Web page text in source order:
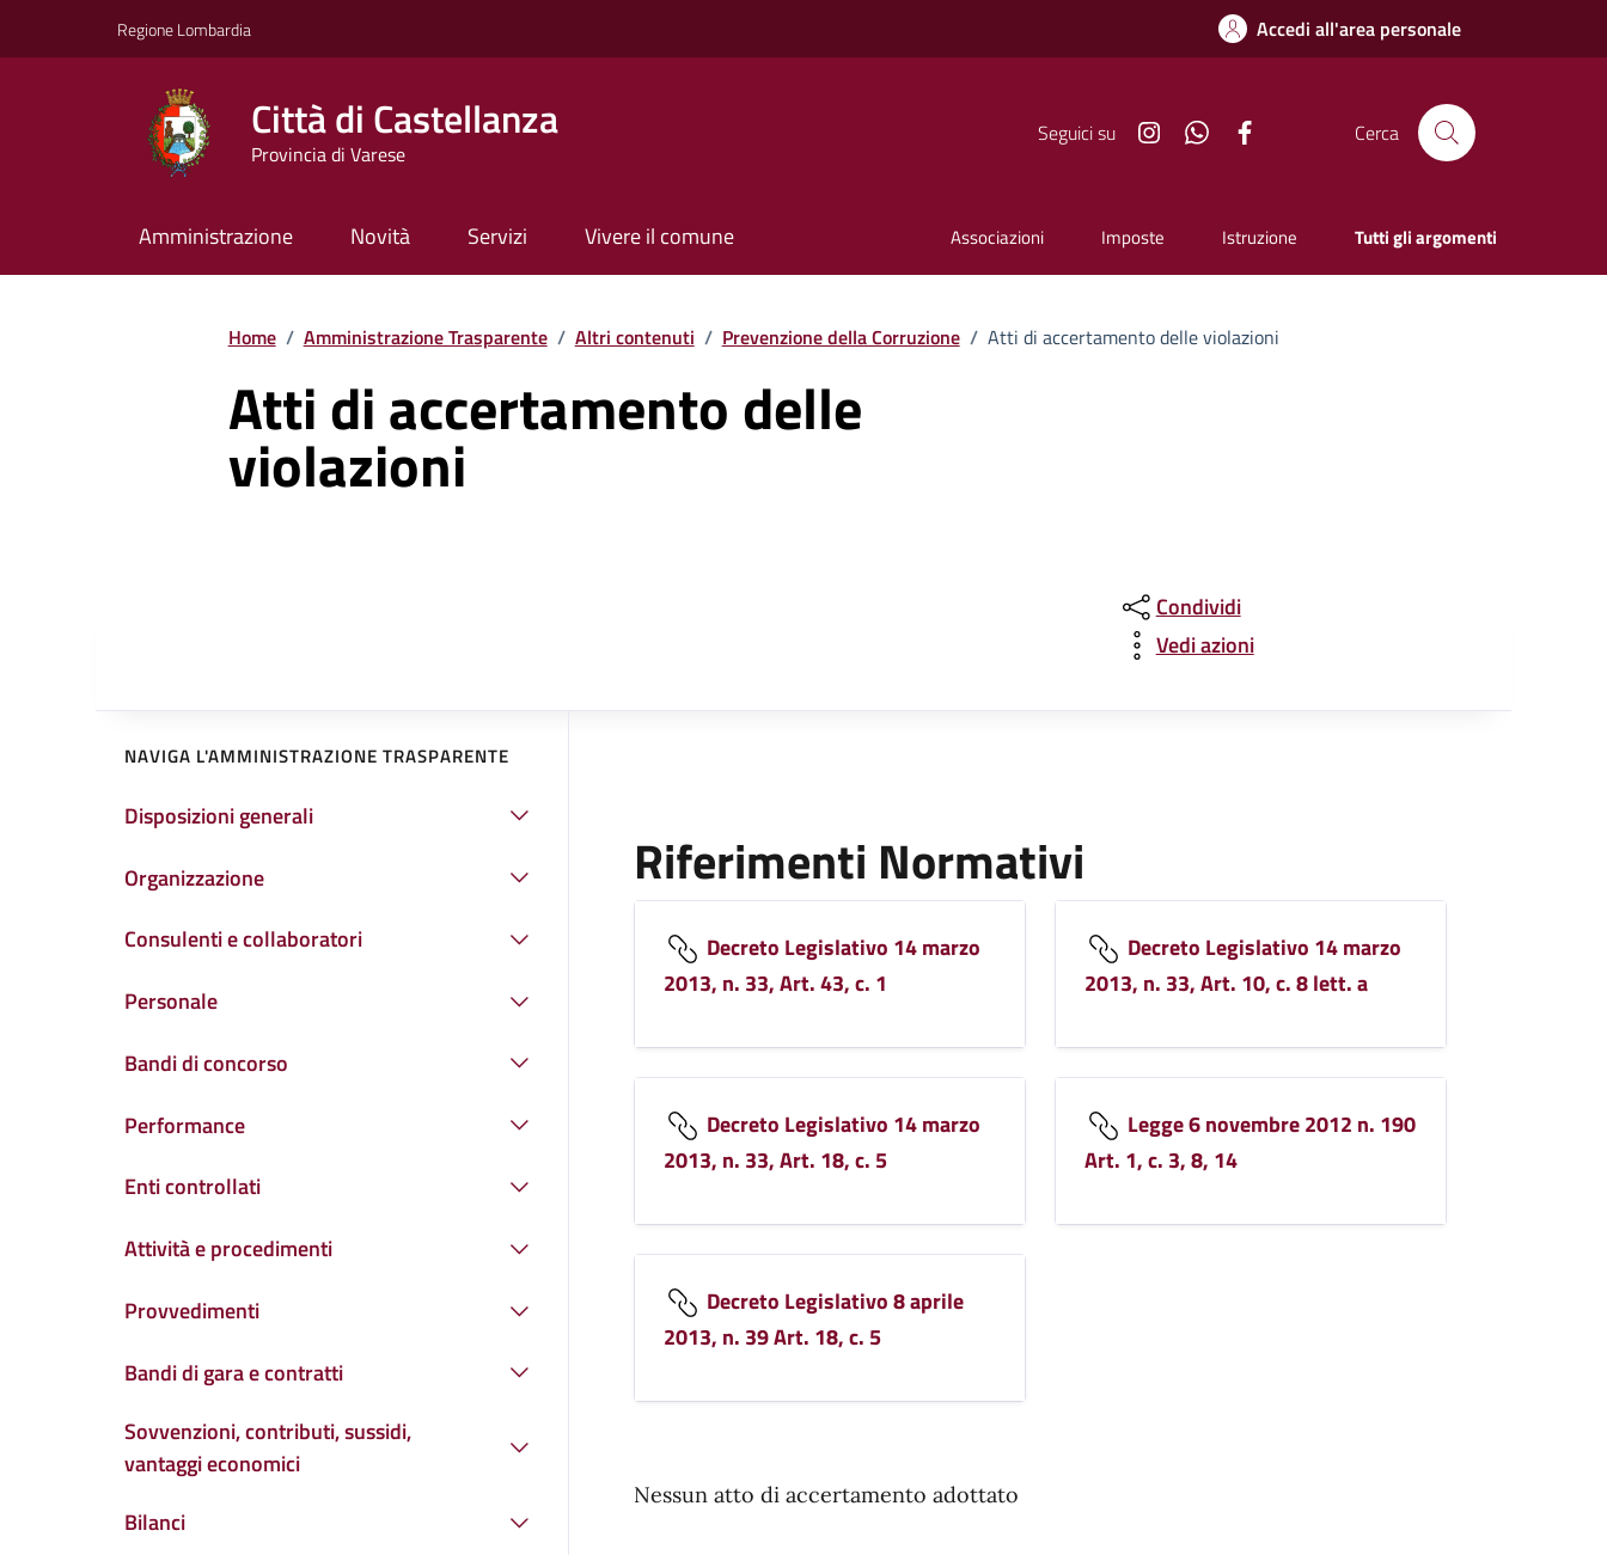
Regione Lombardia Accedi all'area personale
Città di Castellanza
Provincia di Varese
Seguici su InstagramWhatsapp Cerca
Amministrazione Novità Servizi Vivere il comune Associazioni Imposte Istruzione Tutti gli argomenti
Home / Amministrazione Trasparente / Altri contenuti / Prevenzione della Corruzione / Atti di accertamento delle violazioni
Atti di accertamento delle
violazioni
Condividi
Vedi azioni
NAVIGA L'AMMINISTRAZIONE TRASPARENTE
Disposizioni generali
Organizzazione
Consulenti e collaboratori
Personale
Bandi di concorso
Performance
Enti controllati
Attività e procedimenti
Provvedimenti
Bandi di gara e contratti
Sovvenzioni, contributi, sussidi,
vantaggi economici
Bilanci
Riferimenti Normativi
Decreto Legislativo 14 marzo
2013, n. 33, Art. 43, c. 1
Decreto Legislativo 14 marzo
2013, n. 33, Art. 10, c. 8 lett. a
Decreto Legislativo 14 marzo
2013, n. 33, Art. 18, c. 5
Legge 6 novembre 2012 n. 190
Art. 1, c. 3, 8, 14
Decreto Legislativo 8 aprile
2013, n. 39 Art. 18, c. 5
Nessun atto di accertamento adottato